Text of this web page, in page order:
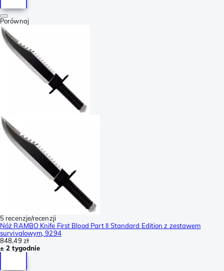
Porównaj
5 recenzje/recenzji
Nóż RAMBO Knife First Blood Part II Standard Edition z zestawem
survivalowym, 9294
848,49 zł
± 2 tygodnie